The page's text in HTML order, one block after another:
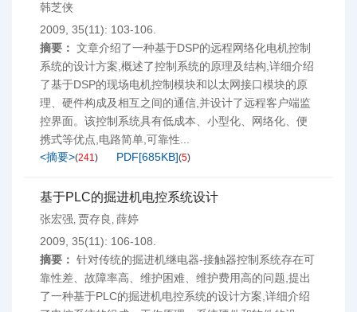
韩芝侠
2009, 35(11): 103-106.
摘要： 文章介绍了一种基于DSP的远程网络化电机控制
系统的设计方案,概述了控制系统的原理及结构,详细介绍
了基于DSP的现场电机控制模块和以太网接口模块的原
理、硬件构成及相互之间的通信,并设计了远程客户端监
控界面。该控制系统具有低成本、小型化、网络化、便
携式等优点,电路简单,可靠性...
<摘要>(241) PDF[685KB](5)
基于PLC的掘进机电控系统设计
张宏强, 贾存良 , 薛婷
2009, 35(11): 106-108.
摘要： 针对传统的掘进机继电器-接触器控制系统存在可
靠性差、故障率高、维护困难、维护费用高的问题,提出
了一种基于PLC的掘进机电控系统的设计方案,详细介绍